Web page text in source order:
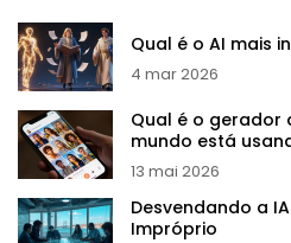
Qual é o AI mais
4 mar 2026
Qual é o gerador
mundo está
13 mai 2026
Desvendando a
Impróprio